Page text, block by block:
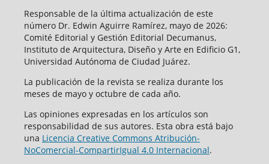
Responsable de la última actualización de este
número Dr. Edwin Aguirre Ramírez, mayo de 2026:
Comité Editorial y Gestión Editorial Decumanus,
Instituto de Arquitectura, Diseño y Arte en Edificio G1,
Universidad Autónoma de Ciudad Juárez.
La publicación de la revista se realiza durante los
meses de mayo y octubre de cada año.
Las opiniones expresadas en los artículos son
responsabilidad de sus autores. Esta obra está bajo
una Licencia Creative Commons Atribución-
NoComercial-CompartirIgual 4.0 Internacional.